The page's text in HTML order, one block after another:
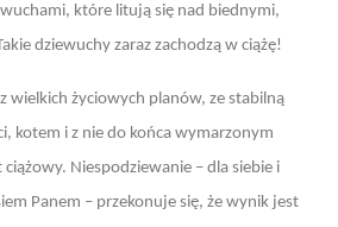
które litują się nad biednymi,
dziewuchy zaraz zachodzą w ciążę!
wielkich życiowych planów, ze stabilną
kotem i z nie do końca wymarzonym
Niespodziewanie – dla siebie i
Panem – przekonuje się, że wynik jest